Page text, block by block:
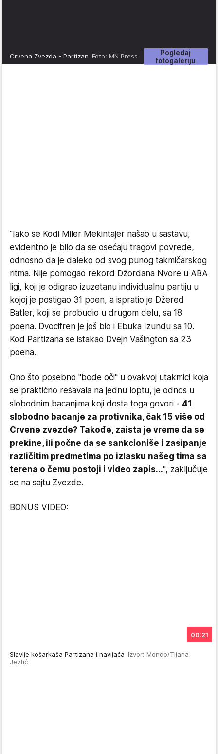
Pogledaj
fotogaleriju
Crvena Zvezda - Partizan Foto: MN Press
"Iako se Kodi Miler Mekintajer našao u sastavu,
evidentno je bilo da se osećaju tragovi povrede,
odnosno da je daleko od svog punog takmičarskog
ritma. Nije pomogao rekord Džordana Nvore u ABA
ligi, koji je odigrao izuzetanu individualnu partiju u
kojoj je postigao 31 poen, a ispratio je Džered
Batler, koji se probudio u drugom delu, sa 18
poena. Dvocifren je još bio i Ebuka Izundu sa 10.
Kod Partizana se istakao Dvejn Vašington sa 23
poena.
Ono što posebno "bode oči" u ovakvoj utakmici koja
se praktično rešavala na jednu loptu, je odnos u
slobodnim bacanjima koji dosta toga govori - 41
slobodno bacanje za protivnika, čak 15 više od
Crvene zvezde? Takođe, zaista je vreme da se
prekine, ili počne da se sankcioniše i zasipanje
različitim predmetima po izlasku našeg tima sa
terena o čemu postoji i video zapis...", zaključuje
se na sajtu Zvezde.
BONUS VIDEO:
00:21
Slavlje košarkaša Partizana i navijača Izvor: Mondo/Tijana
Jevtić